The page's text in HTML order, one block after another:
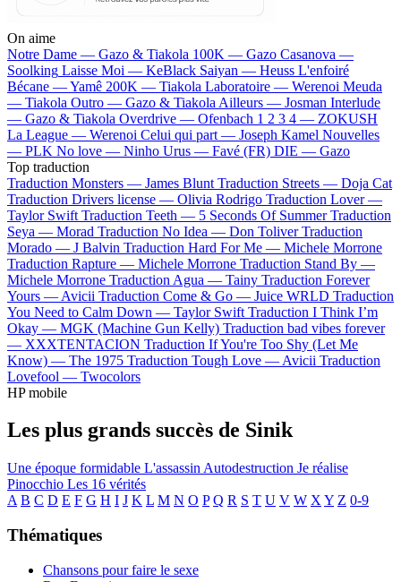
On aime
Notre Dame — Gazo & Tiakola 100K — Gazo Casanova —
Soolking Laisse Moi — KeBlack Saiyan — Heuss L'enfoiré
Bécane —Yamê 200K — Tiakola Laboratoire — Werenoi Meuda
— Tiakola Outro — Gazo & Tiakola Ailleurs — Josman Interlude
— Gazo & Tiakola Overdrive — Ofenbach 1 2 3 4 — ZOKUSH
La League — Werenoi Celui qui part — Joseph Kamel Nouvelles
— PLK No love — Ninho Urus — Favé (FR) DIE — Gazo
Top traduction
Traduction Monsters — James Blunt Traduction Streets — Doja Cat
Traduction Drivers license — Olivia Rodrigo Traduction Lover —
Taylor Swift Traduction Teeth — 5 Seconds Of Summer Traduction
Seya — Morad Traduction No Idea — Don Toliver Traduction
Morado — J Balvin Traduction Hard For Me — Michele Morrone
Traduction Rapture — Michele Morrone Traduction Stand By —
Michele Morrone Traduction Agua — Tainy Traduction Forever
Yours — Avicii Traduction Come & Go — Juice WRLD Traduction
You Need to Calm Down — Taylor Swift Traduction I Think I’m
Okay — MGK (Machine Gun Kelly) Traduction bad vibes forever
— XXXTENTACION Traduction If You're Too Shy (Let Me
Know) — The 1975 Traduction Tough Love — Avicii Traduction
Lovefool — Twocolors
HP mobile
Les plus grands succès de Sinik
Une époque formidable L'assassin Autodestruction Je réalise
Pinocchio Les 16 vérités
A B C D E F G H I J K L M N O P Q R S T U V W X Y Z 0-9
Thématiques
Chansons pour faire le sexe